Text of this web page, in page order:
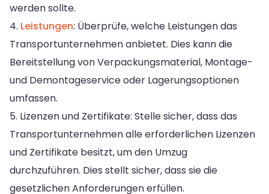
werden sollte.
4. Leistungen: Überprüfe, welche Leistungen das
Transportunternehmen anbietet. Dies kann die
Bereitstellung von Verpackungsmaterial, Montage-
und Demontageservice oder Lagerungsoptionen
umfassen.
5. Lizenzen und Zertifikate: Stelle sicher, dass das
Transportunternehmen alle erforderlichen Lizenzen
und Zertifikate besitzt, um den Umzug
durchzuführen. Dies stellt sicher, dass sie die
gesetzlichen Anforderungen erfüllen.